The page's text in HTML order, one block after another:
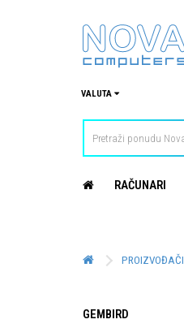
VALUTA
RAČUNARI
PROIZVOĐAČI
GEMBIRD